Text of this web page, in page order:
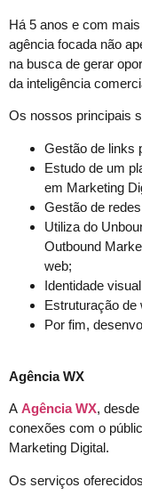
Há 5 anos e com
agência focada não
na busca de gerar
da inteligência
Os nossos principais
Gestão de links
Estudo de um
em Marketing
Gestão de
Utiliza do
Outbound
web;
Identidade
Estruturação de
Por fim,
Agência WX
A Agência WX,
conexões com o
Marketing Digital.
Os serviços